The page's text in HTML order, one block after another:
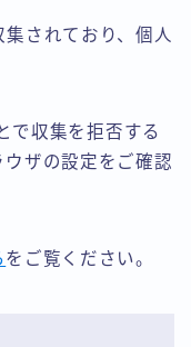
されており、個人
で収集を拒否する
ザの設定をご確認
をご覧ください。